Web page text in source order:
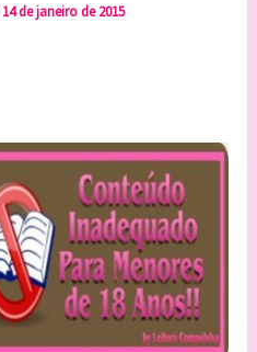
14 de janeiro de 2015